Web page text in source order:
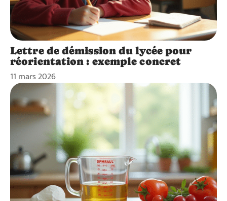
Lettre de démission du lycée pour
réorientation : exemple concret
11 mars 2026